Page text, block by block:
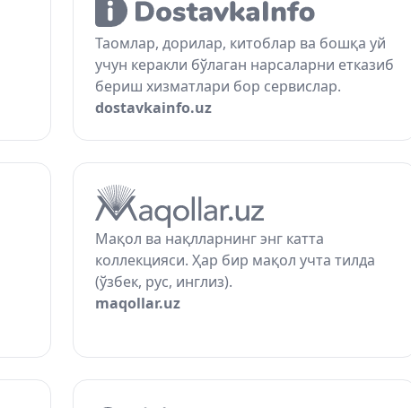
Таомлар, дорилар, китоблар ва бошқа уй
учун керакли бўлаган нарсаларни етказиб
бериш хизматлари бор сервислар.
dostavkainfo.uz
Мақол ва нақлларнинг энг катта
коллекцияси. Ҳар бир мақол учта тилда
(ўзбек, рус, инглиз).
maqollar.uz